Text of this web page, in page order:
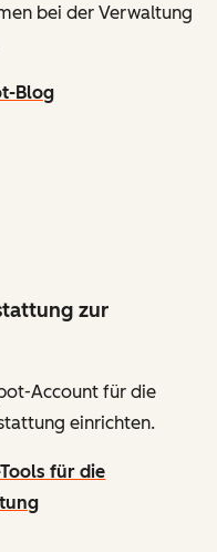
bei der Verwaltung
Blog
zur
Account für die
einrichten.
für die